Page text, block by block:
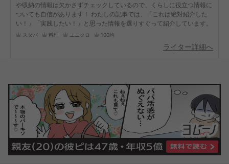
や収納の情報は欠かさずチェックしているので、くらしに役立つ情報に
ついても自信があります！ わたしの記事では、「これは絶対紹介した
い！」「実践したい！」と思った情報を選りすぐって紹介しています。
スタバ 料理 ユニクロ 100均
ライター詳細へ